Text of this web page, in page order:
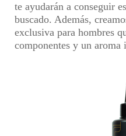
te ayudarán a conseguir
buscado. Además,
exclusiva para hombres
componentes y un aroma